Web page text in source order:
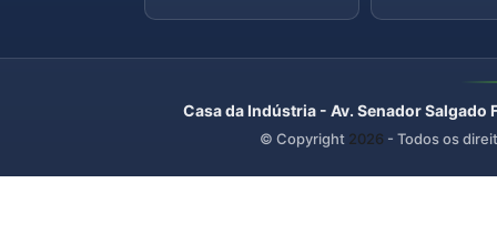
Casa da Indústria - Av. Senador
© Copyright 2026 - Todos os